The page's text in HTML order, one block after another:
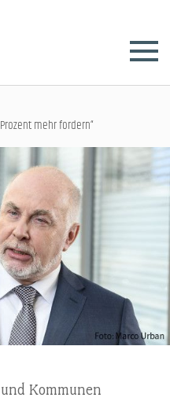
mehr fordern“
Kommunen